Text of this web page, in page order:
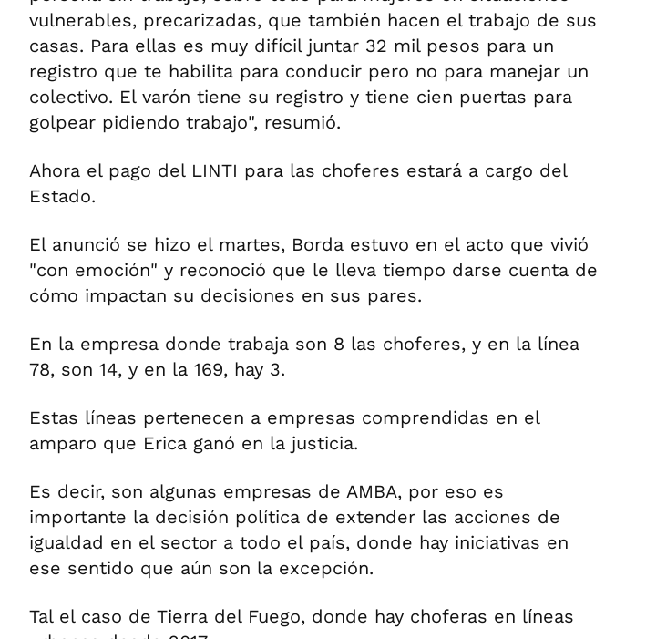
vulnerables, precarizadas, que también hacen el trabajo de sus
casas. Para ellas es muy difícil juntar 32 mil pesos para un
registro que te habilita para conducir pero no para manejar un
colectivo. El varón tiene su registro y tiene cien puertas para
golpear pidiendo trabajo", resumió.
Ahora el pago del LINTI para las choferes estará a cargo del
Estado.
El anunció se hizo el martes, Borda estuvo en el acto que vivió
"con emoción" y reconoció que le lleva tiempo darse cuenta de
cómo impactan su decisiones en sus pares.
En la empresa donde trabaja son 8 las choferes, y en la línea
78, son 14, y en la 169, hay 3.
Estas líneas pertenecen a empresas comprendidas en el
amparo que Erica ganó en la justicia.
Es decir, son algunas empresas de AMBA, por eso es
importante la decisión política de extender las acciones de
igualdad en el sector a todo el país, donde hay iniciativas en
ese sentido que aún son la excepción.
Tal el caso de Tierra del Fuego, donde hay choferas en líneas